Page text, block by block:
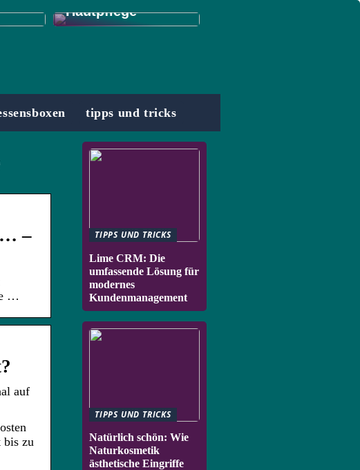
Hautpflege
tipps und tricks
… –
…
auf
bis zu
TIPPS UND TRICKS
Lime CRM: Die
umfassende Lösung für
modernes
Kundenmanagement
TIPPS UND TRICKS
Natürlich schön: Wie
Naturkosmetik
ästhetische Eingriffe